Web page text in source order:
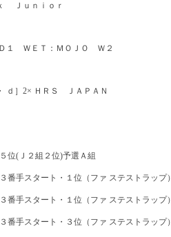
Ｊｕｎｉｏｒ
１ ＷＥＴ：ＭＯＪＯ Ｗ２
ｄ］2× ＨＲＳ ＪＡＰＡＮ
位(Ｊ２組２位)予選Ａ組
番手スタート・１位（ファ ステストラップ）
番手スタート・１位（ファ ステストラップ）
番手スタート・３位（ファ ステストラップ）